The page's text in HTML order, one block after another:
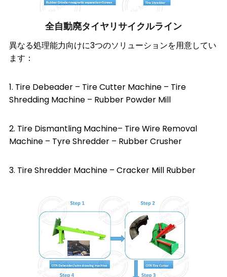
全自動廃タイヤリサイクルライン
異なる処理能力向けに3つのソリューションを用意してい
ます：
1. Tire Debeader – Tire Cutter Machine – Tire
Shredding Machine – Rubber Powder Mill
2. Tire Dismantling Machine– Tire Wire Removal
Machine – Tyre Shredder – Rubber Crusher
3. Tire Shredder Machine – Cracker Mill Rubber